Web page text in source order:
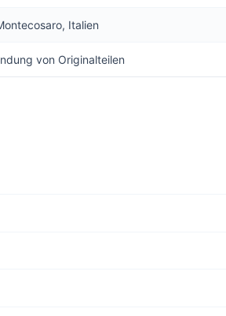
Italien
von Originalteilen